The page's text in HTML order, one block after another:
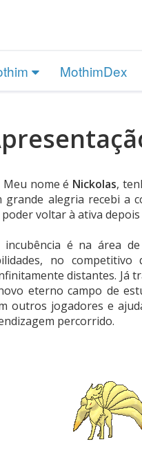
MothimDex
nome é Nickolas,
grande alegria recebi a
voltar à ativa
é na área de
no
distantes. Já
eterno campo de
outros jogadores e
percorrido.